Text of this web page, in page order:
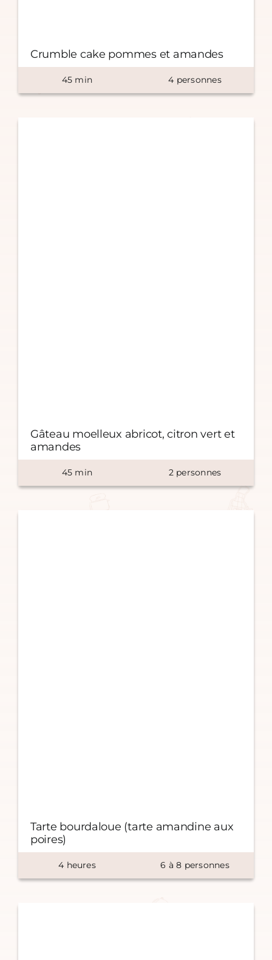
Crumble cake pommes et amandes
45 min 4 personnes
Gâteau moelleux abricot, citron vert et
amandes
45 min 2personnes
Tarte bourdaloue (tarte amandine aux
poires)
4 heures 6 à8 personnes